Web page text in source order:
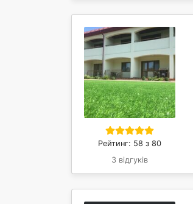
Рейтинг: 58 з 80
3 відгуків